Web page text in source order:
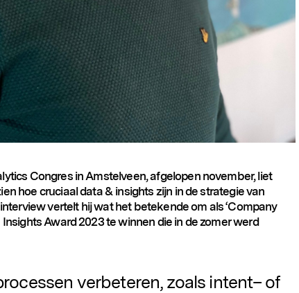
Congres in Amstelveen, afgelopen november, liet
hoe cruciaal data & insights zijn in de strategie van
vertelt hij wat het betekende om als ‘Company
Insights Award 2023 te winnen die in de zomer werd
verbeteren, zoals intent– of